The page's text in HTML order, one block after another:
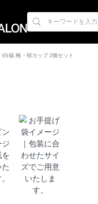
白磁 梅・桜カップ 2個セット